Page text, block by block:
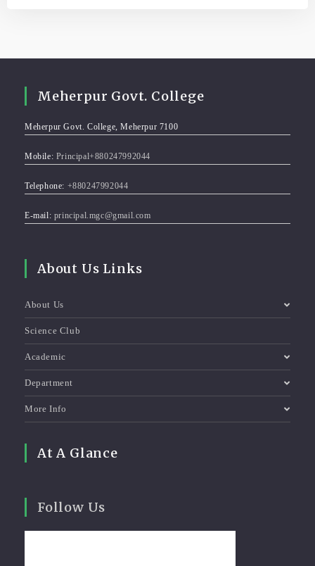
Meherpur Govt. College
Meherpur Govt. College, Meherpur 7100
Mobile: Principal+880247992044
Telephone: +880247992044
E-mail: principal.mgc@gmail.com
About Us Links
About Us
Science Club
Academic
Department
More Info
At A Glance
Follow Us